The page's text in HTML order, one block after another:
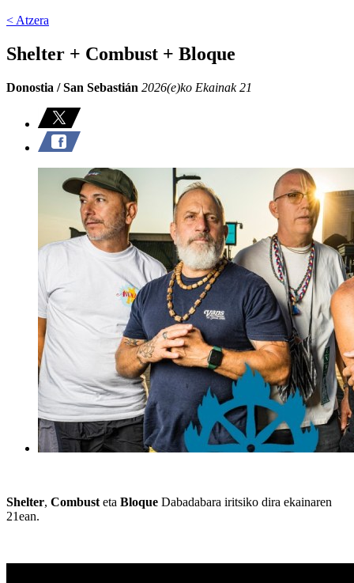
< Atzera
Shelter + Combust + Bloque
Donostia / San Sebastián 2026(e)ko Ekainak 21
Shelter, Combust eta Bloque Dabadabara iritsiko dira ekainaren
21ean.